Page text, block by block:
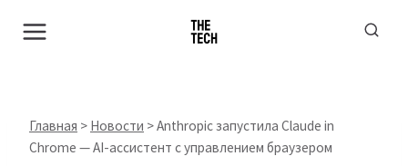
Главная > Новости >Anthropic запустила Claude in
Chrome — AI-ассистент с управлением браузером